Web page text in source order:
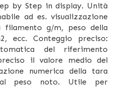
by Step in display. Unità
ad es. visualizzazione
filamento g/m, peso della
ecc. Conteggio preciso:
del riferimento
il valore medio del
numerica della tara
peso noto. Utile per